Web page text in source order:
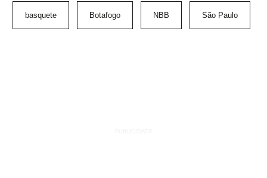
basquete Botafogo NBB São Paulo